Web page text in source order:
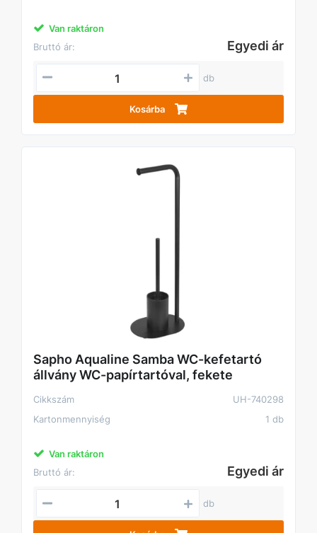
Van raktáron
Bruttó ár:
Egyedi ár
db
Kosárba
Sapho Aqualine Samba WC-kefetartó
állvány WC-papírtartóval, fekete
Cikkszám
UH-740298
Kartonmennyiség
1 db
Van raktáron
Bruttó ár:
Egyedi ár
db